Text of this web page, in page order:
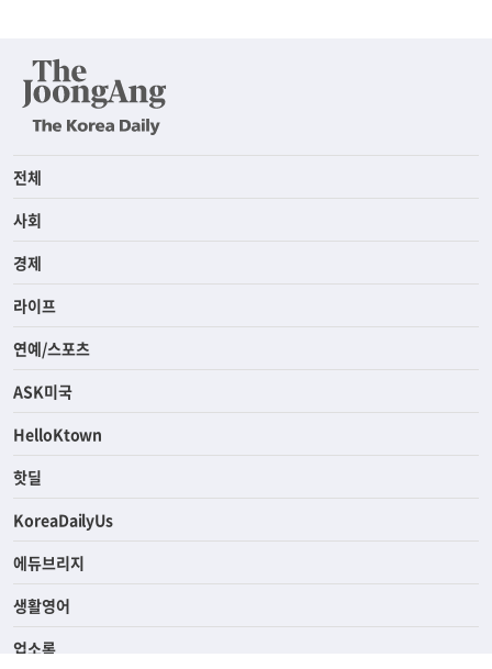
전체
사회
경제
라이프
연예/스포츠
ASK미국
HelloKtown
핫딜
KoreaDailyUs
에듀브리지
생활영어
업소록